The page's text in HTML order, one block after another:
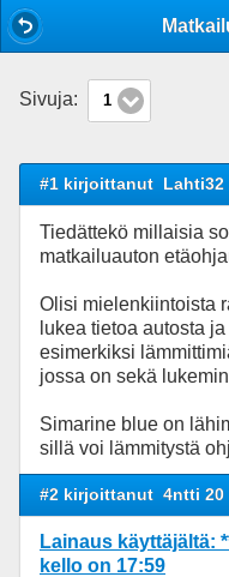
Sivuja: 1
#1 kirjoittanut Lahti32
Tiedättekö millaisia
matkailuauton
Olisi mielenkiintoista
lukea tietoa autosta
esimerkiksi
jossa on sekä
Simarine blue on
sillä voi lämmitystä
#2 kirjoittanut 4ntti 20
Lainaus käyttäjältä:
kello on 17:59